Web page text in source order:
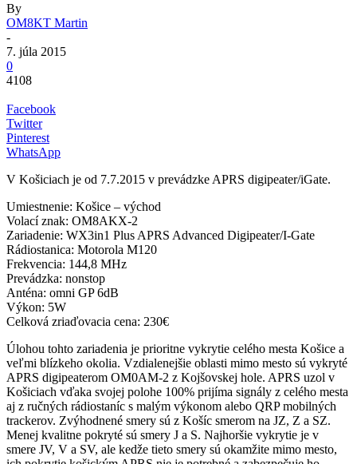
By
OM8KT Martin
-
7. júla 2015
0
4108
Facebook
Twitter
Pinterest
WhatsApp
V Košiciach je od 7.7.2015 v prevádzke APRS digipeater/iGate.
Umiestnenie: Košice – východ
Volací znak: OM8AKX-2
Zariadenie: WX3in1 Plus APRS Advanced Digipeater/I-Gate
Rádiostanica: Motorola M120
Frekvencia: 144,8 MHz
Prevádzka: nonstop
Anténa: omni GP 6dB
Výkon: 5W
Celková zriaďovacia cena: 230€
Úlohou tohto zariadenia je prioritne vykrytie celého mesta Košice a
veľmi blízkeho okolia. Vzdialenejšie oblasti mimo mesto sú vykryté
APRS digipeaterom OM0AM-2 z Kojšovskej hole. APRS uzol v
Košiciach vďaka svojej polohe 100% prijíma signály z celého mesta
aj z ručných rádiostaníc s malým výkonom alebo QRP mobilných
trackerov. Zvýhodnené smery sú z Košíc smerom na JZ, Z a SZ.
Menej kvalitne pokryté sú smery J a S. Najhoršie vykrytie je v
smere JV, V a SV, ale kedže tieto smery sú okamžite mimo mesto,